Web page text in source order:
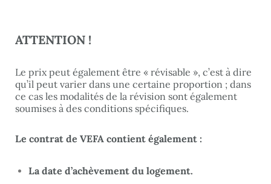
ATTENTION !
Le prix peut également être « révisable », c’est à dire
qu’il peut varier dans une certaine proportion ; dans
ce cas les modalités de la révision sont également
soumises à des conditions spécifiques.
Le contrat de VEFA contient également :
La date d’achèvement du logement.